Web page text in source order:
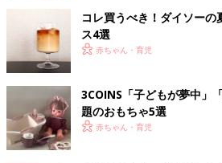
コレ買うべき！ダイソー
ス4選
赤ちゃん・育児
3COINS「子どもが夢中」
題のおもちゃ5選
赤ちゃん・育児